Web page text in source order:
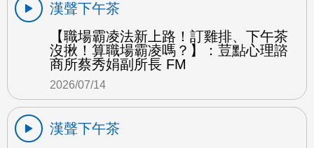
漢聲下午茶
【職場霸凌法新上路！訂雞排、下午茶
沒揪！算職場霸凌嗎？】：荳點心理諮
商所蔡秀娟副所長 FM
2026/07/14
漢聲下午茶